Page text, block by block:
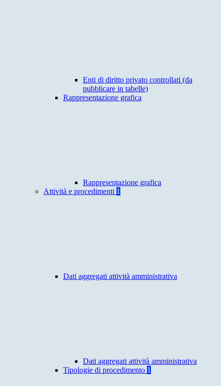
Enti di diritto privato controllati (da
pubblicare in tabelle)
Rappresentazione grafica
Rappresentazione grafica
Attività e procedimenti 1
Dati aggregati attività amministrativa
Dati aggregati attività amministrativa
Tipologie di procedimento 1